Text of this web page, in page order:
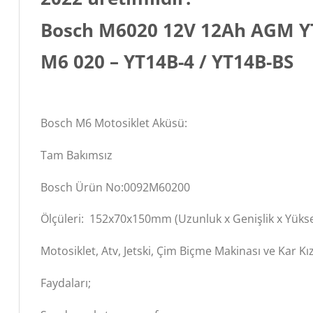
Bosch M6020 12V 12Ah AGM
M6 020 – YT14B-4 / YT14B-BS
Bosch M6 Motosiklet Aküsü:
Tam Bakımsız
Bosch Ürün No:0092M60200
Ölçüleri: 152x70x150mm (Uzunluk x Genişlik x
Motosiklet, Atv, Jetski, Çim Biçme Makinası ve Kar
Faydaları;